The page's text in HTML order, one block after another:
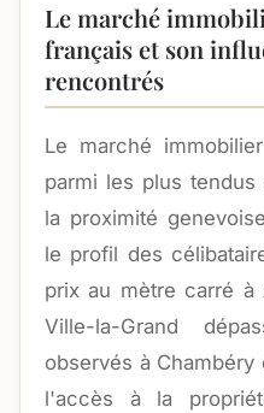
Le marché
français et son
rencontrés
Le marché
parmi les plus
la proximité
le profil des
prix au mètre carré à
Ville-la-Grand
observés à
l'accès à la